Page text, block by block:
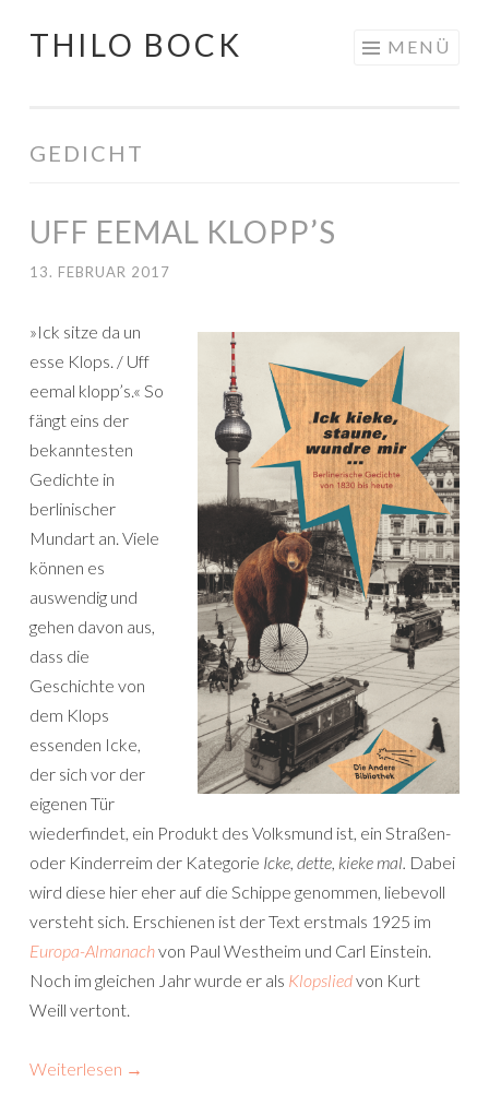
Springe
THILO BOCK MENÜ
GEDICHT
UFF EEMAL KLOPP’S
13. FEBRUAR 2017
»Ick sitze da un
esse Klops. / Uff
eemal klopp’s.« So
fängt eins der
bekanntesten
Gedichte in
berlinischer
Mundart an. Viele
können es
auswendig und
gehen davon aus,
dass die
Geschichte von
dem Klops
essenden Icke,
der sich vor der
eigenen Tür
wiederfindet, ein Produkt des Volksmund ist, ein Straßen-
oder Kinderreim der Kategorie Icke, dette, kieke mal. Dabei
wird diese hier eher auf die Schippe genommen, liebevoll
versteht sich. Erschienen ist der Text erstmals 1925 im
Europa-Almanachvon Paul Westheim und Carl Einstein.
Noch im gleichen Jahr wurde er als Klopsliedvon Kurt
Weill vertont.
Weiterlesen →